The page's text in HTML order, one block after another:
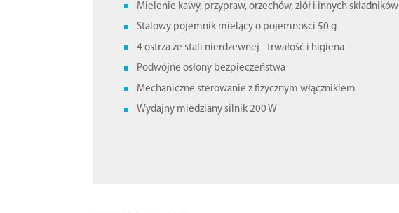
Mielenie kawy, przypraw, orzechów, ziół i innych składników
Stalowy pojemnik mielący o pojemności 50 g
4 ostrza ze stali nierdzewnej - trwałość i higiena
Podwójne osłony bezpieczeństwa
Mechaniczne sterowanie z fizycznym włącznikiem
Wydajny miedziany silnik 200 W